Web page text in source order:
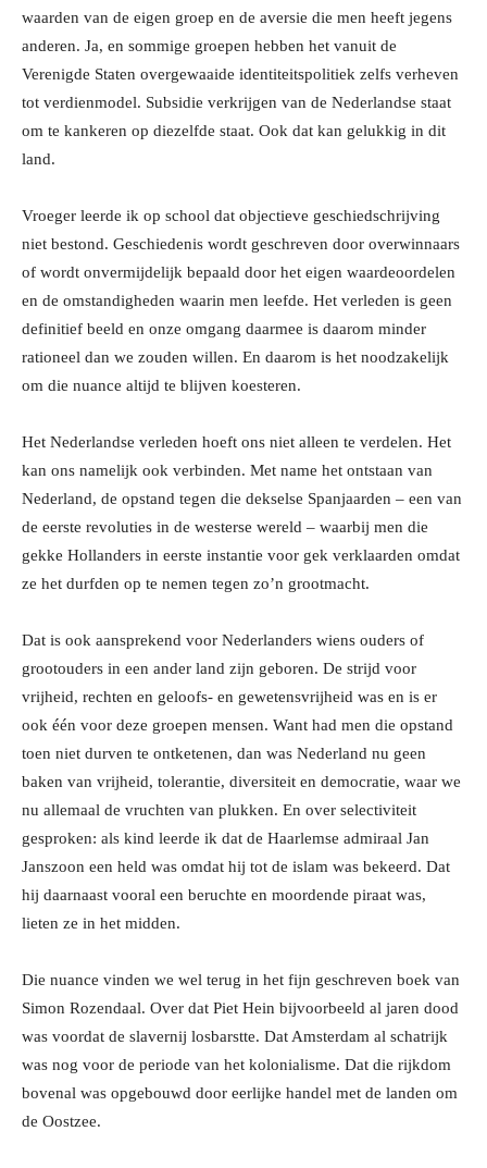
waarden van de eigen groep en de aversie die men heeft jegens
anderen. Ja, en sommige groepen hebben het vanuit de
Verenigde Staten overgewaaide identiteitspolitiek zelfs verheven
tot verdienmodel. Subsidie verkrijgen van de Nederlandse staat
om te kankeren op diezelfde staat. Ook dat kan gelukkig in dit
land.
Vroeger leerde ik op school dat objectieve geschiedschrijving
niet bestond. Geschiedenis wordt geschreven door overwinnaars
of wordt onvermijdelijk bepaald door het eigen waardeoordelen
en de omstandigheden waarin men leefde. Het verleden is geen
definitief beeld en onze omgang daarmee is daarom minder
rationeel dan we zouden willen. En daarom is het noodzakelijk
om die nuance altijd te blijven koesteren.
Het Nederlandse verleden hoeft ons niet alleen te verdelen. Het
kan ons namelijk ook verbinden. Met name het ontstaan van
Nederland, de opstand tegen die dekselse Spanjaarden – een van
de eerste revoluties in de westerse wereld – waarbij men die
gekke Hollanders in eerste instantie voor gek verklaarden omdat
ze het durfden op te nemen tegen zo’n grootmacht.
Dat is ook aansprekend voor Nederlanders wiens ouders of
grootouders in een ander land zijn geboren. De strijd voor
vrijheid, rechten en geloofs- en gewetensvrijheid was en is er
ook één voor deze groepen mensen. Want had men die opstand
toen niet durven te ontketenen, dan was Nederland nu geen
baken van vrijheid, tolerantie, diversiteit en democratie, waar we
nu allemaal de vruchten van plukken. En over selectiviteit
gesproken: als kind leerde ik dat de Haarlemse admiraal Jan
Janszoon een held was omdat hij tot de islam was bekeerd. Dat
hij daarnaast vooral een beruchte en moordende piraat was,
lieten ze in het midden.
Die nuance vinden we wel terug in het fijn geschreven boek van
Simon Rozendaal. Over dat Piet Hein bijvoorbeeld al jaren dood
was voordat de slavernij losbarstte. Dat Amsterdam al schatrijk
was nog voor de periode van het kolonialisme. Dat die rijkdom
bovenal was opgebouwd door eerlijke handel met de landen om
de Oostzee.